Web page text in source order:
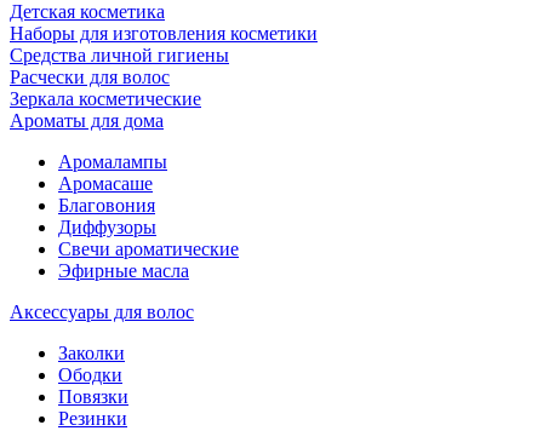
Детская косметика
Наборы для изготовления косметики
Средства личной гигиены
Расчески для волос
Зеркала косметические
Ароматы для дома
Аромалампы
Аромасаше
Благовония
Диффузоры
Свечи ароматические
Эфирные масла
Аксессуары для волос
Заколки
Ободки
Повязки
Резинки